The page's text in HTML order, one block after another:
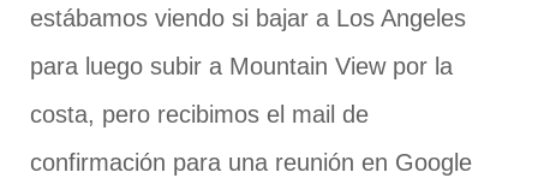
estábamos viendo si bajar a Los Angeles
para luego subir a Mountain View por la
costa, pero recibimos el mail de
confirmación para una reunión en Google